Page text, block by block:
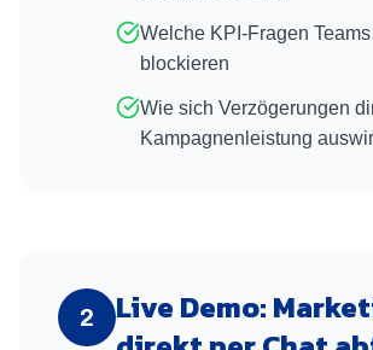
Welche KPI-Fragen
blockieren
Wie sich Verzögerungen
Kampagnenleistung
2
Live Demo: